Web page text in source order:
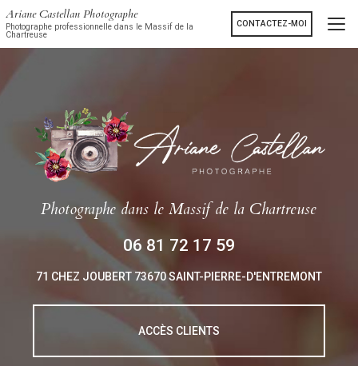
au
contenu
Ariane Castellan Photographe
Photographe professionnelle dans le Massif de la
Chartreuse
CONTACTEZ-MOI
Photographedans le Massif de la Chartreuse
06 81 72 17 59
71 CHEZ JOUBERT 73670 SAINT-PIERRE-D'ENTREMONT
ACCÈS CLIENTS